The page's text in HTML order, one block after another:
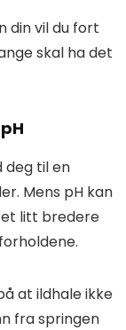
din vil du fort
skal ha det
deg til en
Mens pH kan
et litt bredere
at ildhale ikke
fra springen